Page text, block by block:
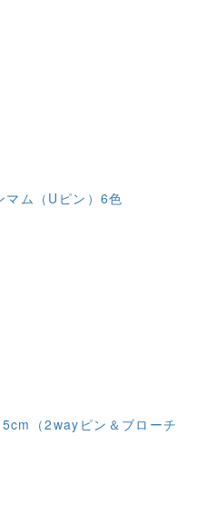
ム（Uピン）6色
（2wayピン＆ブローチ